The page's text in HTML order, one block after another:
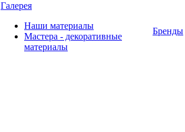
Галерея
Наши материалы
Мастера - декоративные
материалы
Бренды